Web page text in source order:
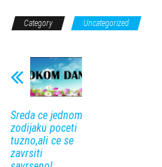
Category Uncategorized
Sreda ce jednom
zodijaku poceti
tuzno,ali ce se
zavrsiti